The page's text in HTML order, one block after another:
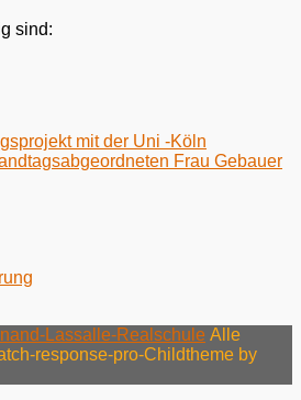
sind:
mit der Uni -Köln
Frau Gebauer
Lassalle-Realschule Alle
response-pro-Childtheme by